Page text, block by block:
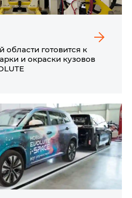
области готовится к
и окраски кузовов